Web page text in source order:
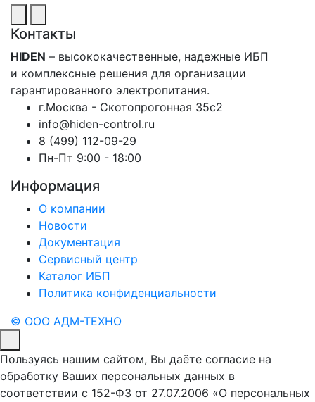
Контакты
HIDEN – высококачественные, надежные ИБП
и комплексные решения для организации
гарантированного электропитания.
г.Москва - Скотопрогонная 35с2
info@hiden-control.ru
8 (499) 112-09-29
Пн-Пт 9:00 - 18:00
Информация
О компании
Новости
Документация
Сервисный центр
Каталог ИБП
Политика конфиденциальности
© ООО АДМ-ТЕХНО
Пользуясь нашим сайтом, Вы даёте согласие на
обработку Ваших персональных данных в
соответствии с 152-ФЗ от 27.07.2006 «О персональных